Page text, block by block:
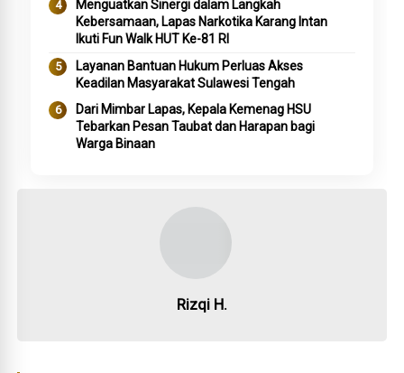
Menguatkan Sinergi dalam Langkah
Kebersamaan, Lapas Narkotika Karang Intan
Ikuti Fun Walk HUT Ke-81 RI
Layanan Bantuan Hukum Perluas Akses
Keadilan Masyarakat Sulawesi Tengah
Dari Mimbar Lapas, Kepala Kemenag HSU
Tebarkan Pesan Taubat dan Harapan bagi
Warga Binaan
Rizqi H.